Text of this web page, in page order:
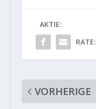
AKTIE:
RATE:
VORHERIGE